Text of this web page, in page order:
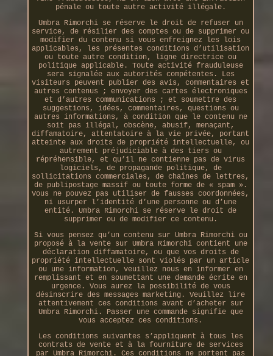
pénale ou toute autre activité illégale.
Umbra Rimorchi se réserve le droit de refuser un
service, de résilier des comptes ou de supprimer ou
modifier du contenu si vous enfreignez les lois
applicables, les présentes conditions d’utilisation
ou toute autre condition, ligne directrice ou
politique applicable. Toute activité frauduleuse
sera signalée aux autorités compétentes. Les
visiteurs peuvent publier des avis, commentaires et
autres contenus ; envoyer des cartes électroniques
et d’autres communications ; et soumettre des
suggestions, idées, commentaires, questions ou
autres informations, à condition que le contenu ne
soit pas illégal, obscène, abusif, menaçant,
diffamatoire, attentatoire à la vie privée, portant
atteinte aux droits de propriété intellectuelle, ou
autrement préjudiciable à des tiers ou
répréhensible, et qu’il ne contienne pas de virus
logiciels, de propagande politique, de
sollicitations commerciales, de chaînes de lettres,
de publipostage massif ou toute forme de « spam ».
Vous ne pouvez pas utiliser de fausses coordonnées,
ni usurper l’identité d’une personne ou d’une
entité. Umbra Rimorchi se réserve le droit de
supprimer ou de modifier ce contenu.
Si vous pensez qu’un contenu sur Umbra Rimorchi ou
proposé à la vente sur Umbra Rimorchi contient une
déclaration diffamatoire, ou que vos droits de
propriété intellectuelle sont violés par un article
ou une information, veuillez nous en informer en
remplissant et en soumettant une demande écrite en
urgence. Vous aurez la possibilité de vous
désinscrire des messages marketing. Veuillez lire
attentivement ces conditions avant d’acheter sur
Umbra Rimorchi. Passer une commande signifie que
vous acceptez ces conditions.
Les conditions suivantes s’appliquent à tous les
contrats de vente et à la fourniture de services
par Umbra Rimorchi. Ces conditions ne portent pas